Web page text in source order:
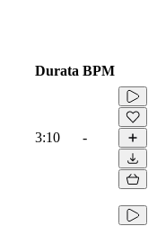
Durata BPM
3:10 -